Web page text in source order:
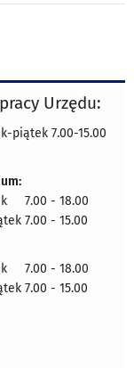
Urzędu:
piątek 7.00-15.00
7.00 - 18.00
7.00 - 15.00
7.00 - 18.00
7.00 - 15.00